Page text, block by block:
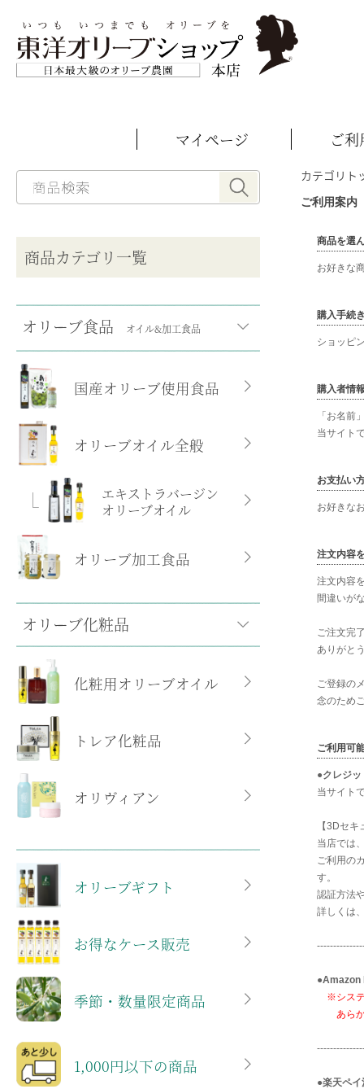
マイページ ご
__MEMBER_LASTNAME__ __MEMBER_FIRSTNAME__
カテゴリト
ご利用案内
商品を選
お好きな
購入手続
ショッピ
購入者情
「お名前
当サイト
お支払い
お好きな
注文内容
注文内容
間違いが
ご注文完
ありがと
ご登録の
念のため
ご利用可
●クレジ
当サイト
【3Dセ
当店では
ご利用の
す。
認証方法
詳しくは
●Amazon
※シス
あらか
●楽天ペイ
商品カテゴリ一覧
オリーブ食品 オイル&加工食品
国産オリーブ使用食品
オリーブオイル全般
エキストラバージン
オリーブオイル
オリーブ加工食品
オリーブ化粧品
化粧用オリーブオイル
トレア化粧品
オリヴィアン
オリーブギフト
お得なケース販売
季節・数量限定商品
1,000円以下の商品